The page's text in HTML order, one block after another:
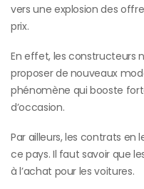
vers une explosion des
prix.
En effet, les constructeurs
proposer de nouveaux
phénomène qui booste
d’occasion.
Par ailleurs, les contrats en
ce pays. Il faut savoir que
à l’achat pour les voitures.